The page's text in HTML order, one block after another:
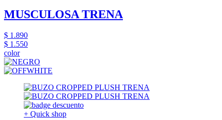
MUSCULOSA TRENA
$ 1.890
$ 1.550
color
+ Quick shop